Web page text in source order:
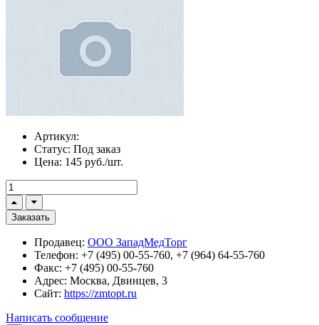
Артикул:
Статус: Под заказ
Цена: 145 руб./шт.
Заказать
Продавец: ООО ЗападМедТорг
Телефон: +7 (495) 00-55-760, +7 (964) 64-55-760
Факс: +7 (495) 00-55-760
Адрес: Москва, Двинцев, 3
Сайт: https://zmtopt.ru
Написать сообщение